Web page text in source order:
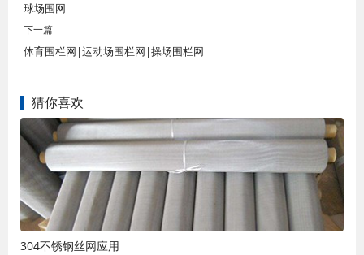
球场围网
下一篇
体育围栏网|运动场围栏网|操场围栏网
猜你喜欢
304不锈钢丝网应用